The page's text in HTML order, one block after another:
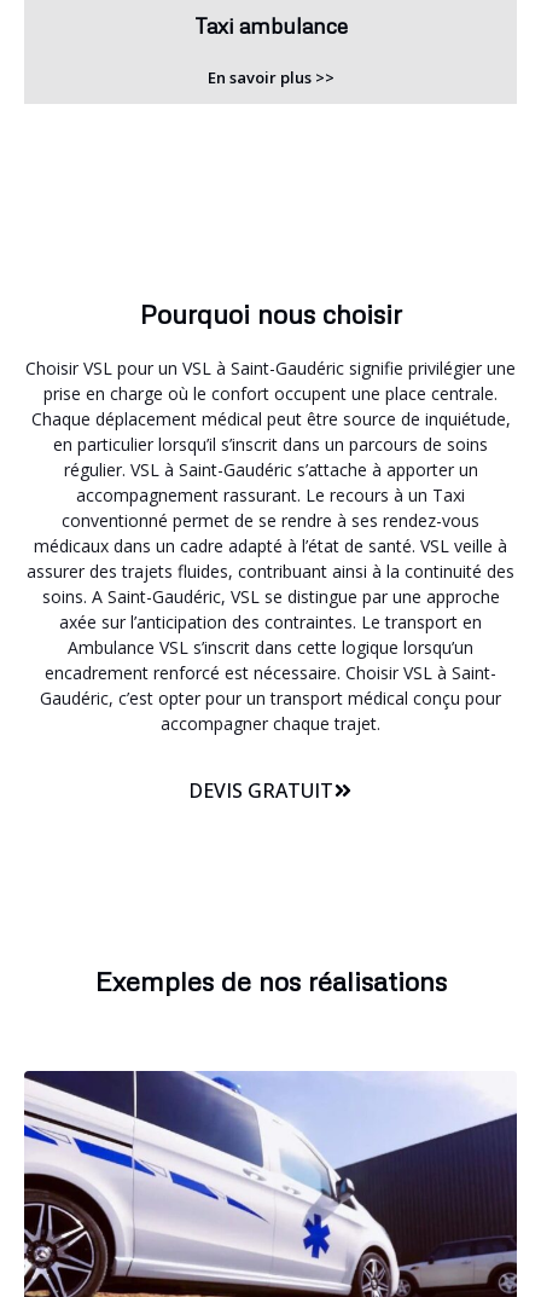
Taxi ambulance
En savoir plus >>
Pourquoi nous choisir
Choisir VSL pour un VSL à Saint-Gaudéric signifie privilégier une
prise en charge où le confort occupent une place centrale.
Chaque déplacement médical peut être source de inquiétude,
en particulier lorsqu’il s’inscrit dans un parcours de soins
régulier. VSL à Saint-Gaudéric s’attache à apporter un
accompagnement rassurant. Le recours à un Taxi
conventionné permet de se rendre à ses rendez-vous
médicaux dans un cadre adapté à l’état de santé. VSL veille à
assurer des trajets fluides, contribuant ainsi à la continuité des
soins. A Saint-Gaudéric, VSL se distingue par une approche
axée sur l’anticipation des contraintes. Le transport en
Ambulance VSL s’inscrit dans cette logique lorsqu’un
encadrement renforcé est nécessaire. Choisir VSL à Saint-
Gaudéric, c’est opter pour un transport médical conçu pour
accompagner chaque trajet.
DEVIS GRATUIT
Exemples de nos réalisations